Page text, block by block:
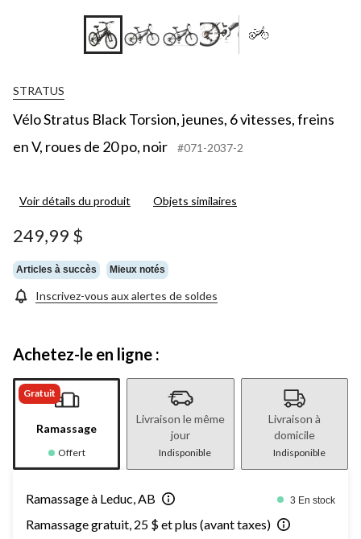
+2
STRATUS
Vélo Stratus Black Torsion, jeunes, 6 vitesses, freins
en V, roues de 20 po, noir
#071-2037-2
Voir détails du produit Objets similaires
249,99 $
Articles à succès Mieux notés
Inscrivez-vous aux alertes de soldes
Achetez-le en ligne :
Gratuit
Ramassage
Offert
Livraison le même
jour
Indisponible
Livraison à
domicile
Indisponible
Ramassage à Leduc, AB 3 En stock
Ramassage gratuit, 25 $ et plus (avant taxes)